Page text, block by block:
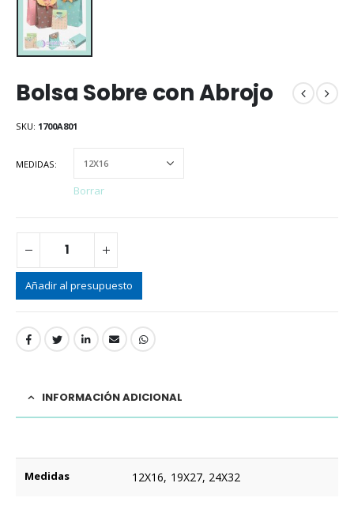
Bolsa Sobre con Abrojo
SKU: 1700A801
MEDIDAS
Borrar
Añadir al presupuesto
INFORMACIÓN ADICIONAL
Medidas 12X16, 19X27, 24X32